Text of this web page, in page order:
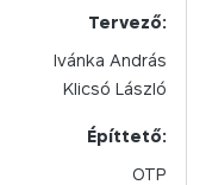
Tervező:
Ivánka András
Klicsó László
Építtető:
OTP